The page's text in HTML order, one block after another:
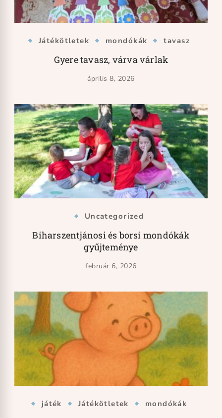
Játékötletek mondókák tavasz
Gyere tavasz, várva várlak
április 8, 2026
Uncategorized
Biharszentjánosi és borsi mondókák
gyűjteménye
február 6, 2026
játék Játékötletek mondókák